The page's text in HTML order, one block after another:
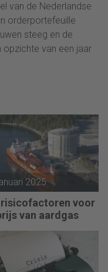
van de Nederlandse
orderportefeuille
steeg en de
opzichte van een jaar
2025
voor
van aardgas